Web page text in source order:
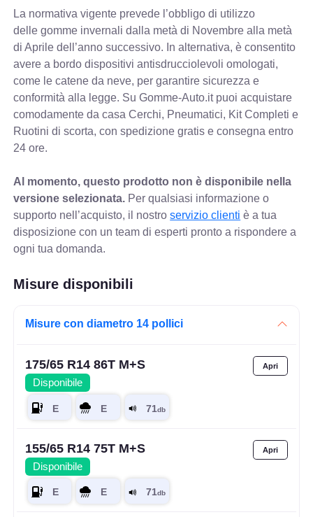
La normativa vigente prevede l’obbligo di utilizzo
delle gomme invernali dalla metà di Novembre alla metà
di Aprile dell’anno successivo. In alternativa, è consentito
avere a bordo dispositivi antisdrucciolevoli omologati,
come le catene da neve, per garantire sicurezza e
conformità alla legge. Su Gomme-Auto.it puoi acquistare
comodamente da casa Cerchi, Pneumatici, Kit Completi e
Ruotini di scorta, con spedizione gratis e consegna entro
24 ore.
Al momento, questo prodotto non è disponibile nella
versione selezionata. Per qualsiasi informazione o
supporto nell’acquisto, il nostroservizio clienti è a tua
disposizione con un team di esperti pronto a rispondere a
ogni tua domanda.
Misure disponibili
Misure con diametro 14 pollici
175/65 R14 86T M+S
Disponibile
155/65 R14 75T M+S
Disponibile